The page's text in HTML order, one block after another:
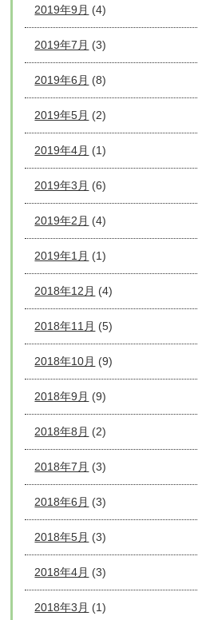
2019年9月 (4)
2019年7月 (3)
2019年6月 (8)
2019年5月 (2)
2019年4月 (1)
2019年3月 (6)
2019年2月 (4)
2019年1月 (1)
2018年12月 (4)
2018年11月 (5)
2018年10月 (9)
2018年9月 (9)
2018年8月 (2)
2018年7月 (3)
2018年6月 (3)
2018年5月 (3)
2018年4月 (3)
2018年3月 (1)